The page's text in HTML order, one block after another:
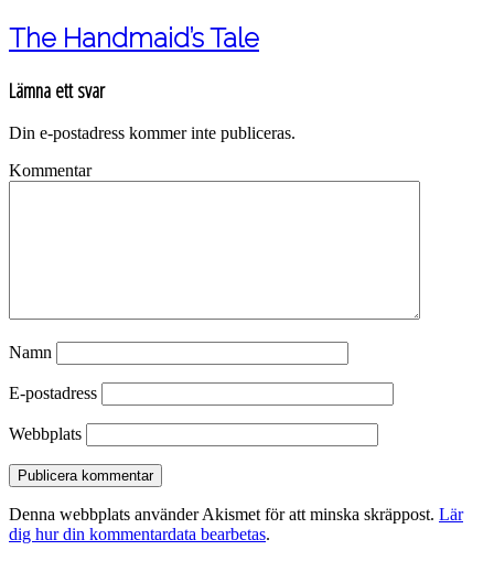
The Handmaid’s Tale
Lämna ett svar
Din e-postadress kommer inte publiceras.
Kommentar
Namn
E-postadress
Webbplats
Denna webbplats använder Akismet för att minska skräppost. Lär
dig hur din kommentardata bearbetas.